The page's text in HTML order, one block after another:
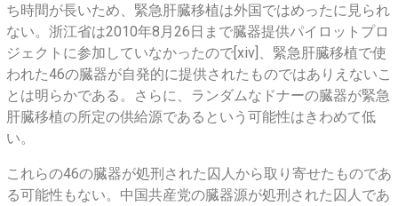
ち時間が長いため、緊急肝臓移植は外国ではめったに見られ
ない。浙江省は2010年8月26日まで臓器提供パイロットプロ
ジェクトに参加していなかったので[xiv]、緊急肝臓移植で使
われた46の臓器が自発的に提供されたものではありえないこ
とは明らかである。さらに、ランダムなドナーの臓器が緊急
肝臓移植の所定の供給源であるという可能性はきわめて低
い。
これらの46の臓器が処刑された囚人から取り寄せたものであ
る可能性もない。中国共産党の臓器源が処刑された囚人であ